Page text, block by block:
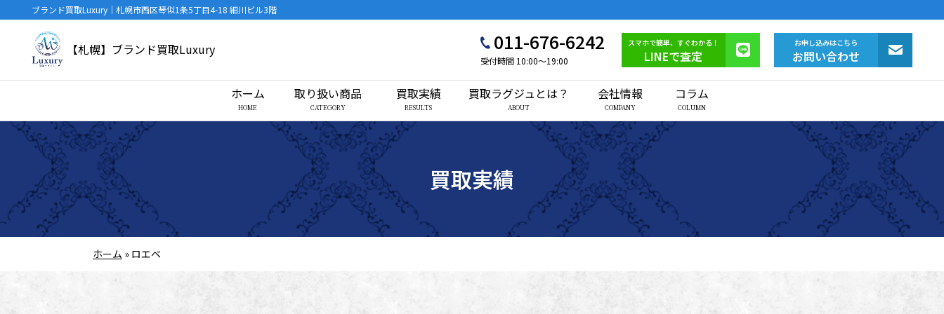
ブランド買取Luxury｜札幌市西区琴似1条5丁目4-18 細川ビル3階
【札幌】ブランド買取Luxury 011-676-6242
受付時間 10:00〜19:00
スマホで簡単、すぐわかる！
LINEで査定
お申し込みはこちら
お問い合わせ
ホーム
HOME
取り扱い商品
CATEGORY
買取実績
RESULTS
買取ラグジュとは？
ABOUT
会社情報
COMPANY
コラム
COLUMN
買取実績
ホーム » ロエベ